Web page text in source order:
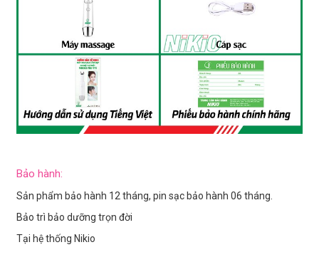
Bảo hành:
Sản phẩm bảo hành 12 tháng, pin sạc bảo hành 06 tháng.
Bảo trì bảo dưỡng trọn đời
Tại hệ thống Nikio